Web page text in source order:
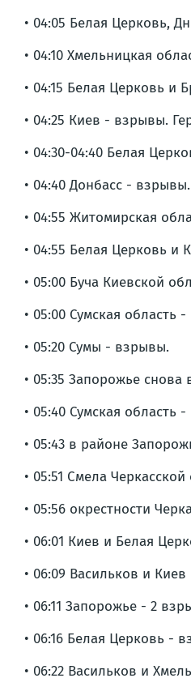
• 04:05 Белая Церковь,
• 04:10 Хмельницкая
• 04:15 Белая Церковь и
• 04:25 Киев - взрывы.
• 04:30-04:40 Белая
• 04:40 Донбасс -
• 04:55 Житомирская
• 04:55 Белая Церковь и
• 05:00 Буча Киевской
• 05:00 Сумская область
• 05:20 Сумы - взрывы.
• 05:35 Запорожье снова
• 05:40 Сумская область
• 05:43 в районе
• 05:51 Смела
• 05:56 окрестности
• 06:01 Киев и Белая
• 06:09 Васильков и
• 06:11 Запорожье - 2
• 06:16 Белая Церковь -
• 06:22 Васильков и